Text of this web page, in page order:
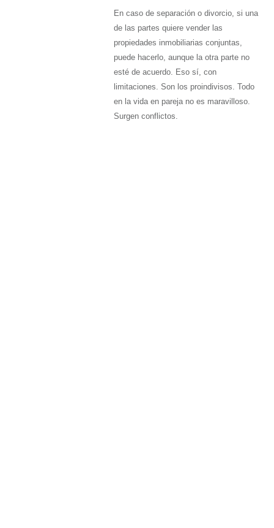
En caso de separación o divorcio, si una
de las partes quiere vender las
propiedades inmobiliarias conjuntas,
puede hacerlo, aunque la otra parte no
esté de acuerdo. Eso sí, con
limitaciones. Son los proindivisos. Todo
en la vida en pareja no es maravilloso.
Surgen conflictos.